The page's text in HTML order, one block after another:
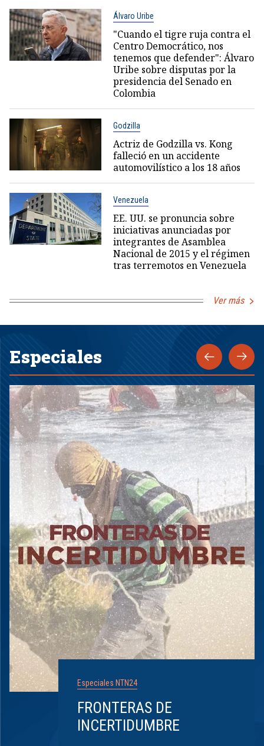
Álvaro Uribe
"Cuando el tigre ruja contra el
Centro Democrático, nos
tenemos que defender": Álvaro
Uribe sobre disputas por la
presidencia del Senado en
Colombia
Godzilla
Actriz de Godzilla vs. Kong
falleció en un accidente
automovilístico a los 18 años
Venezuela
EE. UU. se pronuncia sobre
iniciativas anunciadas por
integrantes de Asamblea
Nacional de 2015 y el régimen
tras terremotos en Venezuela
Ver más
Especiales
Especiales NTN24
FRONTERAS DE
INCERTIDUMBRE